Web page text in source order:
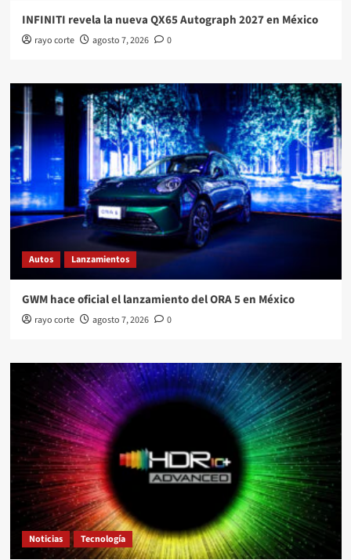
INFINITI revela la nueva QX65 Autograph 2027 en México
rayo corte agosto 7, 2026 0
Autos Lanzamientos
GWM hace oficial el lanzamiento del ORA 5 en México
rayo corte agosto 7, 2026 0
Noticias Tecnología